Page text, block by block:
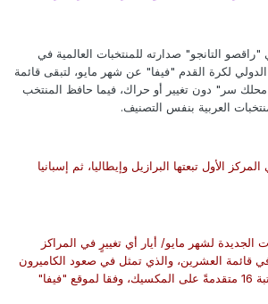
التانجو" صدارته للمنتخبات العالمية في
لكرة القدم "فيفا" عن شهر مايو، لتبقى قائمة
"محلك سر" دون تغيير أو حراك، فيما حافظ المنتخب
العربية بنفس التصنيف.
الأول تبعتها البرازيل وإيطاليا، ثم إسبانيا
الجديدة لشهر مايو/ أيار أي تغييرٍ في المراكز
قائمة العشرين، والذي تمثل في صعود الكاميرون
من المرتبة 17 على المرتبة 16 متقدمةً على المكسيك، وفقا لموقع "فيفا"